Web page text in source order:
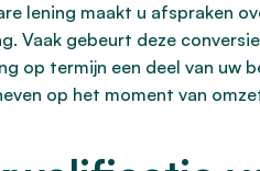
lening maakt u afspraken
Vaak gebeurt deze
op termijn een deel van uw
op het moment van